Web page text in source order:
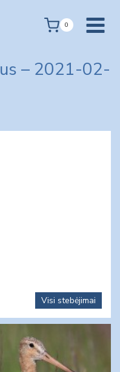
0
– 2021-02-
Visi stebėjimai